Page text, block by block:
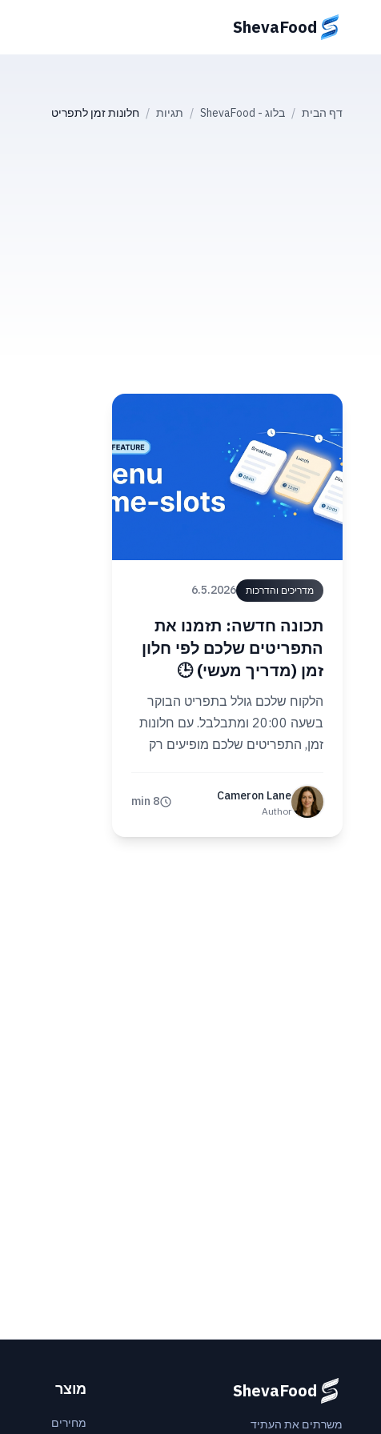
ShevaFood
דף הבית / בלוג - ShevaFood / תגיות / חלונות זמן לתפריט
מדריכים והדרכות 6.5.2026
תכונה חדשה: תזמנו את
התפריטים שלכם לפי חלון
זמן (מדריך מעשי) 🕒
הלקוח שלכם גולל בתפריט הבוקר
בשעה 20:00 ומתבלבל. עם חלונות
זמן, התפריטים שלכם מופיעים רק
— והשימושים שתאהבו.
Cameron Lane
Author
8 min
ShevaFood
משרתים את העתיד
מוצר
מחירים